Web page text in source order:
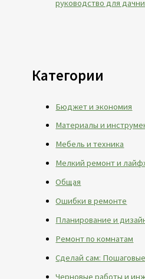
руководство для
Категории
Бюджет и экономия
Материалы и
Мебель и техника
Мелкий ремонт и
Общая
Ошибки в ремонте
Планирование и
Ремонт по комнатам
Сделай сам:
Черновые работы и